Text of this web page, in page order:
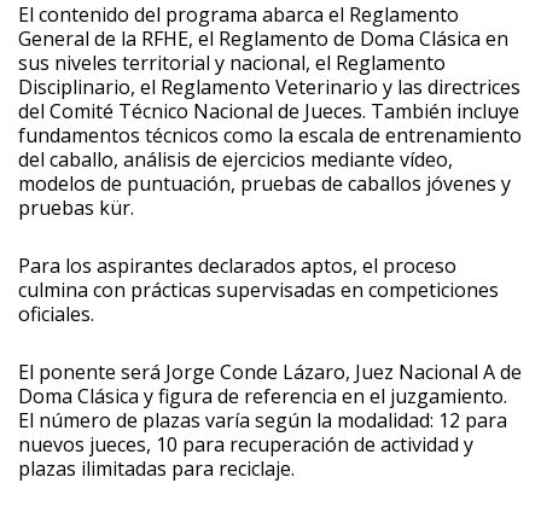
El contenido del programa abarca el Reglamento
General de la RFHE, el Reglamento de Doma Clásica en
sus niveles territorial y nacional, el Reglamento
Disciplinario, el Reglamento Veterinario y las directrices
del Comité Técnico Nacional de Jueces. También incluye
fundamentos técnicos como la escala de entrenamiento
del caballo, análisis de ejercicios mediante vídeo,
modelos de puntuación, pruebas de caballos jóvenes y
pruebas kür.
Para los aspirantes declarados aptos, el proceso
culmina con prácticas supervisadas en competiciones
oficiales.
El ponente será Jorge Conde Lázaro, Juez Nacional A de
Doma Clásica y figura de referencia en el juzgamiento.
El número de plazas varía según la modalidad: 12 para
nuevos jueces, 10 para recuperación de actividad y
plazas ilimitadas para reciclaje.